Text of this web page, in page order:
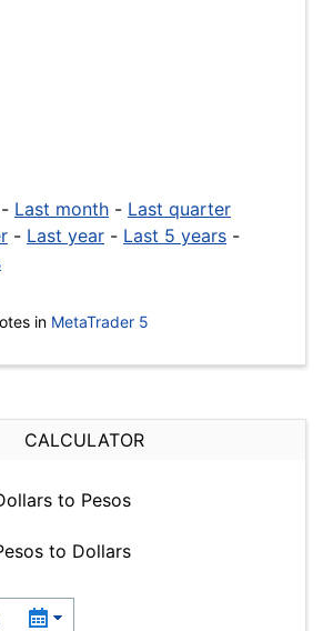
- Last month - Last quarter
- Last year - Last 5 years -
in MetaTrader 5
CALCULATOR
to Pesos
to Dollars